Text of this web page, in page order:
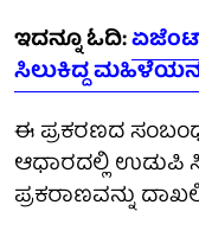
ಇದನ್ನೂ ಓದಿ:ಏಜೆಂಟ್
ಸಿಲುಕಿದ್ದ
ಈ ಪ್ರಕರಣದ ಸಂಬಂಧ
ಆಧಾರದಲ್ಲಿ ಉಡುಪಿ
ಪ್ರಕರಾಣವನ್ನು